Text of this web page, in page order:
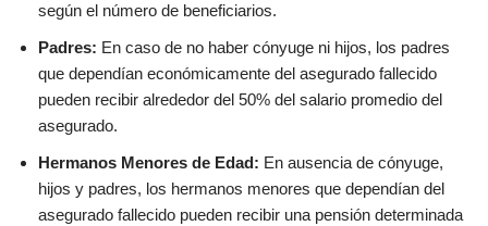
según el número de beneficiarios.
Padres: En caso de no haber cónyuge ni hijos, los padres
que dependían económicamente del asegurado fallecido
pueden recibir alrededor del 50% del salario promedio del
asegurado.
Hermanos Menores de Edad: En ausencia de cónyuge,
hijos y padres, los hermanos menores que dependían del
asegurado fallecido pueden recibir una pensión determinada